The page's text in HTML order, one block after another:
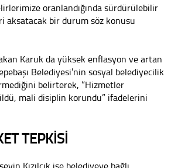
oranlandığında sürdürülebilir
aksatacak bir durum söz konusu
Karuk da yüksek enflasyon ve artan
Belediyesi’nin sosyal belediyecilik
belirterek, “Hizmetler
mali disiplin korundu” ifadelerini
TEPKİSİ